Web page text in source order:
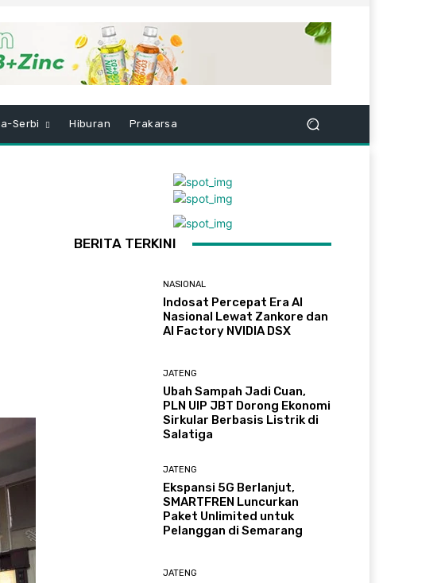
Serbi Hiburan Prakarsa
BERITA TERKINI
NASIONAL
Indosat Percepat Era AI
Nasional Lewat Zankore dan
AI Factory NVIDIA DSX
JATENG
Ubah Sampah Jadi Cuan,
PLN UIP JBT Dorong Ekonomi
Sirkular Berbasis Listrik di
Salatiga
JATENG
Ekspansi 5G Berlanjut,
SMARTFREN Luncurkan
Paket Unlimited untuk
Pelanggan di Semarang
JATENG